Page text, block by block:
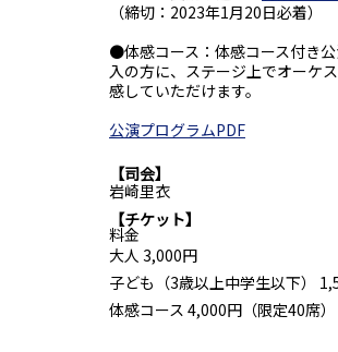
（締切：2023年1月20日必着）
●体感コース：体感コース付き
入の方に、ステージ上でオーケ
感していただけます。
公演プログラムPDF
司会
岩崎里衣
チケット
料金
大人 3,000円
子ども（3歳以上中学生以下）
体感コース 4,000円（限定40席）